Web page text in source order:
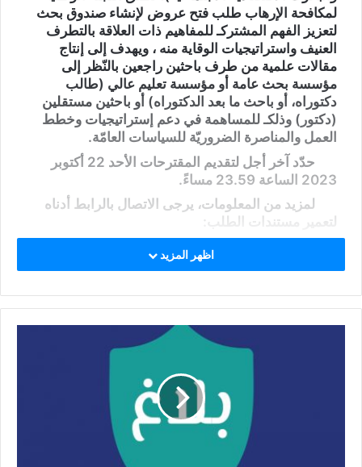
لمكافحة الإرهاب طلب فتح عروض لإنشاء صندوق بحث
لتعزيز الفهم المشتركـ للمفاهيم ذات العلاقة بالتطرف
العنيف واستراتيجيات الوقاية منه ، ويهدف إلى إنتاج
مقالات علمية من طرف باحثين راجعين بالنّظر إلى
مؤسسة بحث عامة أو مؤسسة تعليم عالي (طالب
دكتوراه، أو باحث ما بعد الدكتوراه) أو باحثين مستقلين
(دكتور) وذلكـ للمساهمة في دعم إستراتيجيات وخطط
العمل والمناصرة الضروريّة للسياسات العامّة.
حدّد آخر أجل لتقديم المقترحات الأحد 22 أكتوبر
2023 الساعة 23.59 مساءً.
لمزيد من المعلومات، يرجى الاتصال بالرابط أدناه
لتعمير مستندات الطلب:
https://procurement-
notices.undp.org/view_notice.cfm?
اظهر المزيد